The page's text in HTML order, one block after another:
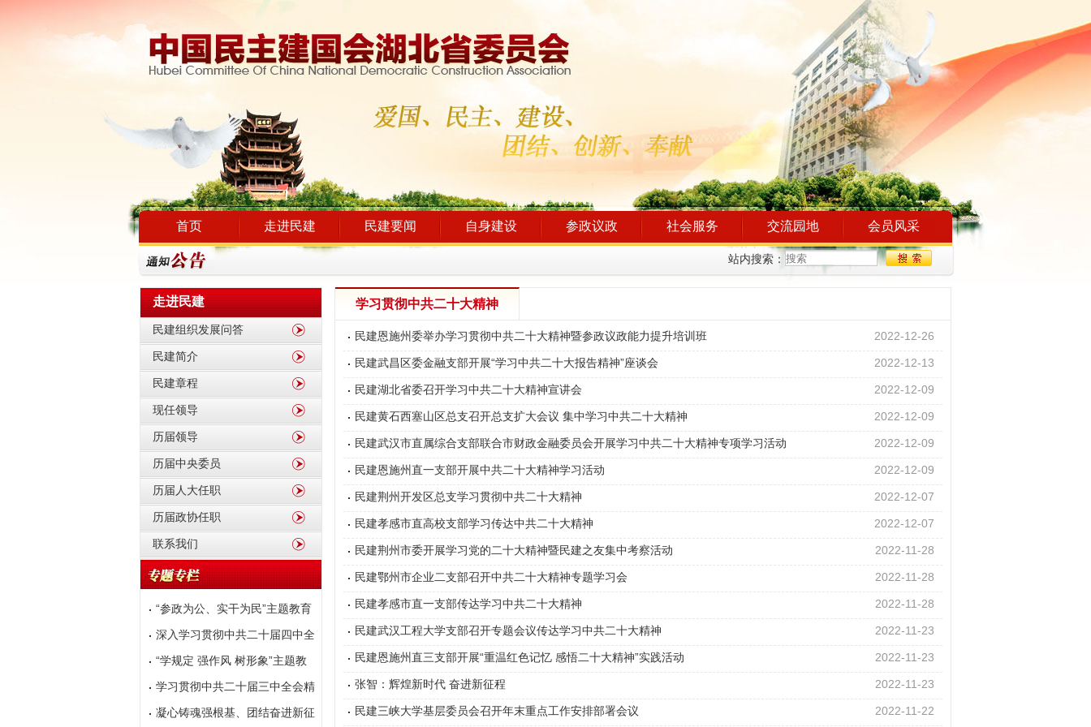
首页 走进民建 民建要闻 自身建设 参政议政 社会服务 交流园地 会员风采
站内搜索：
走进民建
民建组织发展问答
民建简介
民建章程
现任领导
历届领导
历届中央委员
历届人大任职
历届政协任职
联系我们
“参政为公、实干为民”主题教育
深入学习贯彻中共二十届四中全
会精神
“学规定 强作风 树形象”主题教
育
学习贯彻中共二十届三中全会精
神
凝心铸魂强根基、团结奋进新征
学习贯彻中共二十大精神
民建恩施州委举办学习贯彻中共二十大精神暨参政议政能力提升培训班 2022-12-26
民建武昌区委金融支部开展“学习中共二十大报告精神”座谈会 2022-12-13
民建湖北省委召开学习中共二十大精神宣讲会 2022-12-09
民建黄石西塞山区总支召开总支扩大会议 集中学习中共二十大精神 2022-12-09
民建武汉市直属综合支部联合市财政金融委员会开展学习中共二十大精神专项学习活动 2022-12-09
民建恩施州直一支部开展中共二十大精神学习活动 2022-12-09
民建荆州开发区总支学习贯彻中共二十大精神 2022-12-07
民建孝感市直高校支部学习传达中共二十大精神 2022-12-07
民建荆州市委开展学习党的二十大精神暨民建之友集中考察活动 2022-11-28
民建鄂州市企业二支部召开中共二十大精神专题学习会 2022-11-28
民建孝感市直一支部传达学习中共二十大精神 2022-11-28
民建武汉工程大学支部召开专题会议传达学习中共二十大精神 2022-11-23
民建恩施州直三支部开展“重温红色记忆 感悟二十大精神”实践活动 2022-11-23
张智：辉煌新时代 奋进新征程 2022-11-23
民建三峡大学基层委员会召开年末重点工作安排部署会议 2022-11-22